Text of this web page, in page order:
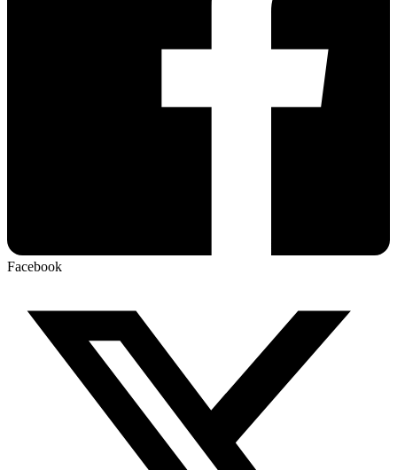
Facebook